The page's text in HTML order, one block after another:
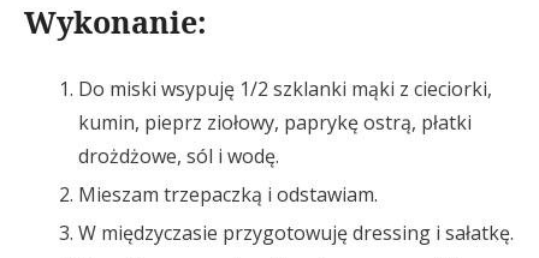
Wykonanie:
Do miski wsypuję 1/2 szklanki mąki z cieciorki,
kumin, pieprz ziołowy, paprykę ostrą, płatki
drożdżowe, sól i wodę.
Mieszam trzepaczką i odstawiam.
W międzyczasie przygotowuję dressing i sałatkę.